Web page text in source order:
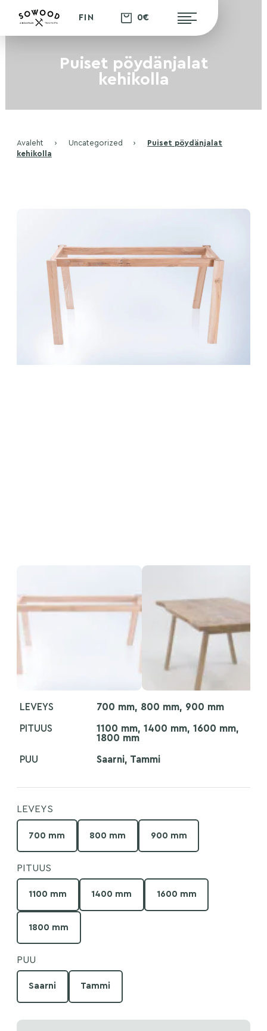
FIN 0€
Puiset pöydänjalat
kehikolla
Avaleht › Uncategorized ›
Puiset pöydänjalat
kehikolla
LEVEYS 700 mm, 800 mm, 900 mm
PITUUS
1100 mm, 1400 mm, 1600 mm,
1800 mm
PUU Saarni, Tammi
LEVEYS
700 mm 800 mm 900 mm
PITUUS
1100 mm 1400 mm 1600 mm
1800 mm
PUU
Saarni Tammi